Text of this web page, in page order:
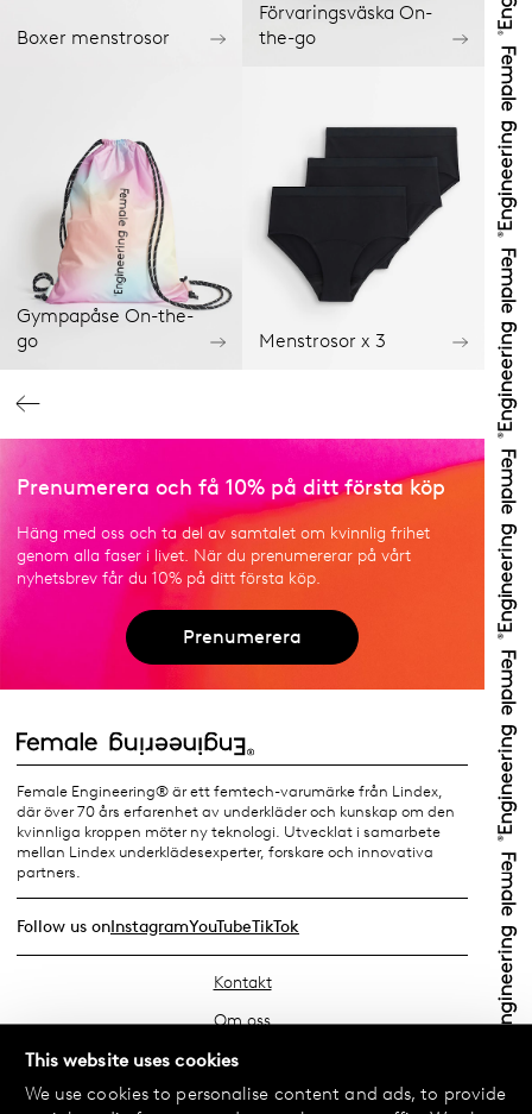
This website uses cookies
We use cookies to personalise content and ads, to provide
Boxer menstrosor
Förvaringsväska On-
the-go
Gympapåse On-the-
go
Menstrosor x 3
Prenumerera och få 10% på ditt första köp
Häng med oss och ta del av samtalet om kvinnlig frihet
genom alla faser i livet. När du prenumererar på vårt
nyhetsbrev får du 10% på ditt första köp.
Prenumerera
Female Engineering® är ett femtech-varumärke från Lindex,
där över 70 års erfarenhet av underkläder och kunskap om den
kvinnliga kroppen möter ny teknologi. Utvecklat i samarbete
mellan Lindex underklädesexperter, forskare och innovativa
partners.
Follow us onInstagramYouTubeTikTok
Kontakt
Om oss
Hitta din butik
FAQ